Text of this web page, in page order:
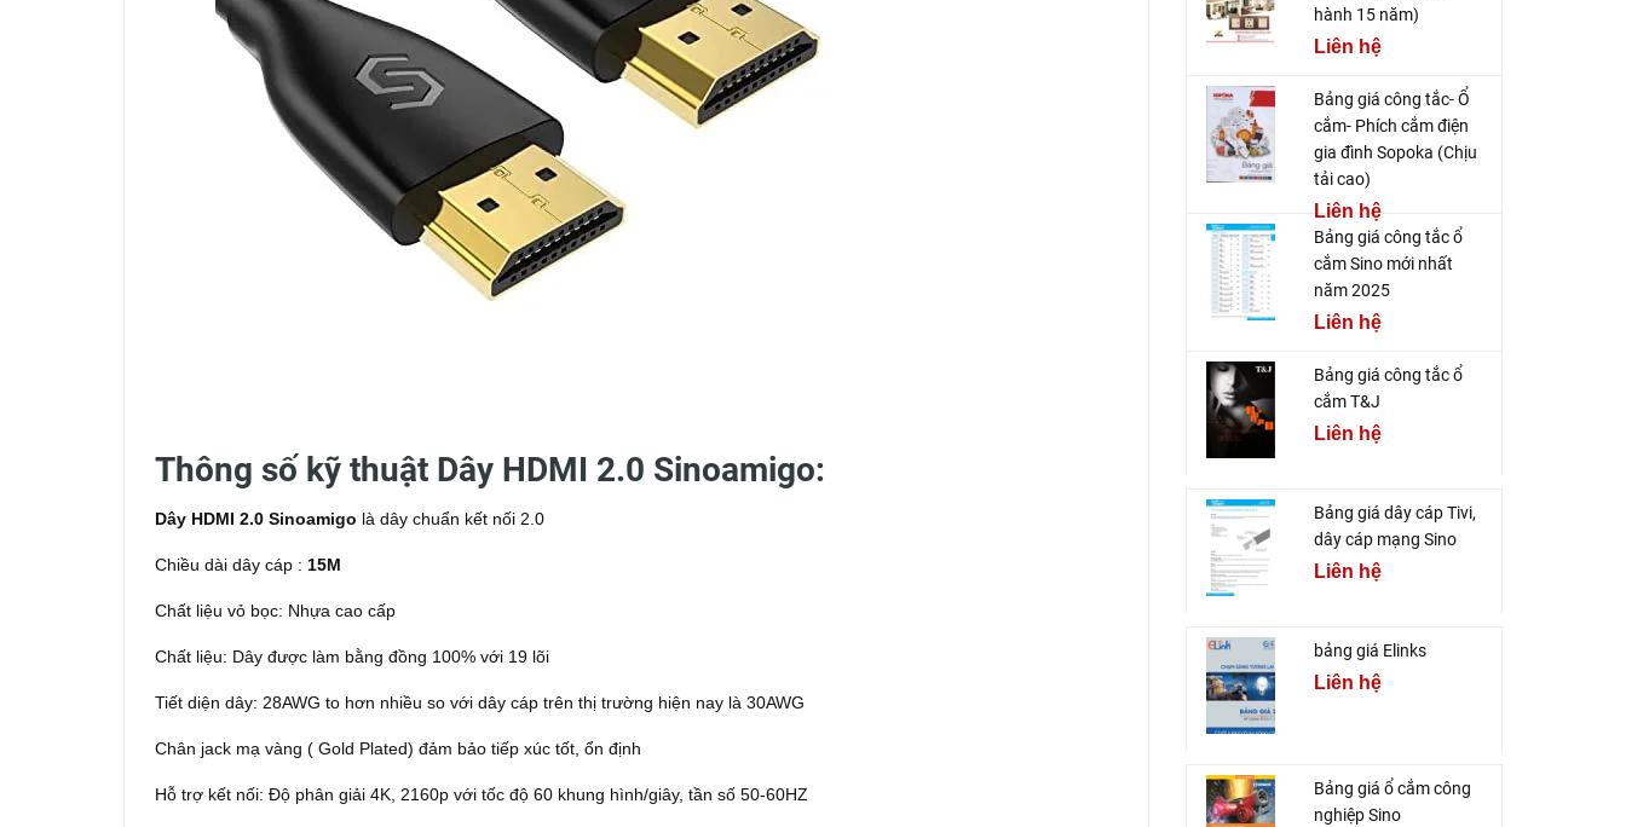
Thông số kỹ thuật Dây HDMI 2.0 Sinoamigo:
Dây HDMI 2.0 Sinoamigo là dây chuẩn kết nối 2.0
Chiều dài dây cáp : 15M
Chất liệu vỏ bọc: Nhựa cao cấp
Chất liệu: Dây được làm bằng đồng 100% với 19 lõi
Tiết diện dây: 28AWG to hơn nhiều so với dây cáp trên thị trường hiện nay là 30AWG
Chân jack mạ vàng ( Gold Plated) đảm bảo tiếp xúc tốt, ổn định
Hỗ trợ kết nối: Độ phân giải 4K, 2160p với tốc độ 60 khung hình/giây, tần số 50-60HZ
hành 15 năm)
Liên hệ
Bảng giá công tắc- Ổ
cắm- Phích cắm điện
gia đình Sopoka (Chịu
tải cao)
Liên hệ
Bảng giá công tắc ổ
cắm Sino mới nhất
năm 2025
Liên hệ
Bảng giá công tắc ổ
cắm T&J
Liên hệ
Bảng giá dây cáp Tivi,
dây cáp mạng Sino
Liên hệ
bảng giá Elinks
Liên hệ
Bảng giá ổ cắm công
nghiệp Sino